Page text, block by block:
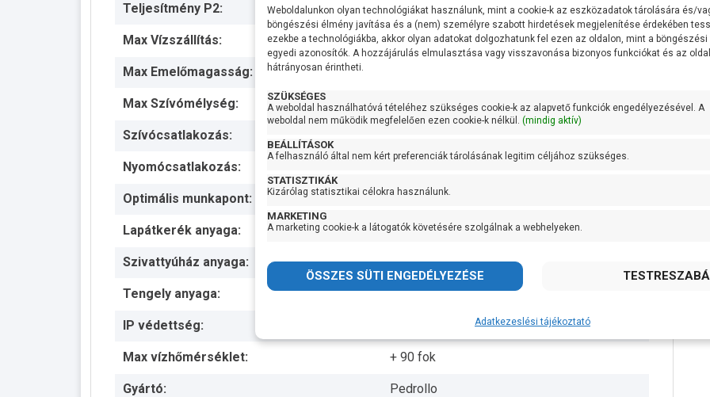
Teljesítmény P2: 750W
Max Vízszállítás: 100 liter/perc
Max Emelőmagasság:
Max Szívómélység: 7 méter
Szívócsatlakozás:
Nyomócsatlakozás: 1 coll
Optimális munkapont: 25,5 méteren 70 liter/perc
Lapátkerék anyaga: AISI 304 rozsdamentes acél
Szivattyúház anyaga: Öntvény
Tengely anyaga: AISI 431 rozsdamentes acél
IP védettség:
Max vízhőmérséklet: + 90 fok
Gyártó: Pedrollo
Weboldalunkon olyan technológiákat használunk, mint a cookie-k az eszközadatok tárolására és/
böngészési élmény javítása és a (nem) személyre szabott hirdetések megjelenítése érdekében
ezekbe a technológiákba, akkor olyan adatokat dolgozhatunk fel ezen az oldalon, mint a
egyedi azonosítók. A hozzájárulás elmulasztása vagy visszavonása bizonyos funkciókat és az
hátrányosan érintheti.
SZÜKSÉGES
A weboldal használhatóvá tételéhez szükséges cookie-k az alapvető funkciók engedélyezésével. A
weboldal nem működik megfelelően ezen cookie-k nélkül. (mindig aktív)
BEÁLLÍTÁSOK
A felhasználó által nem kért preferenciák tárolásának legitim céljához szükséges.
STATISZTIKÁK
Kizárólag statisztikai célokra használunk.
MARKETING
A marketing cookie-k a látogatók követésére szolgálnak a webhelyeken.
Adatkezeslési tájékoztató